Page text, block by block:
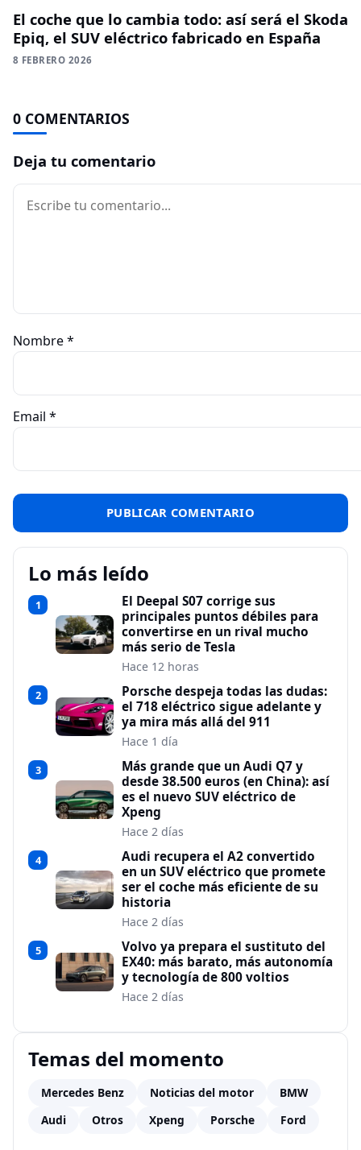
El coche que lo cambia todo: así será el Skoda
Epiq, el SUV eléctrico fabricado en España
8 FEBRERO 2026
0 COMENTARIOS
Deja tu comentario
Comentario
Nombre*
Email *
Lo más leído
1
El Deepal S07 corrige sus
principales puntos débiles para
convertirse en un rival mucho
más serio de Tesla
Hace 12 horas
2
Porsche despeja todas las dudas:
el 718 eléctrico sigue adelante y
ya mira más allá del 911
Hace 1 día
3
Más grande que un Audi Q7 y
desde 38.500 euros (en China): así
es el nuevo SUV eléctrico de
Xpeng
Hace 2 días
4
Audi recupera el A2 convertido
en un SUV eléctrico que promete
ser el coche más eficiente de su
historia
Hace 2 días
5
Volvo ya prepara el sustituto del
EX40: más barato, más autonomía
y tecnología de 800 voltios
Hace 2 días
Temas del momento
Mercedes Benz Noticias del motor
BMW
Audi
Otros Xpeng Porsche Ford